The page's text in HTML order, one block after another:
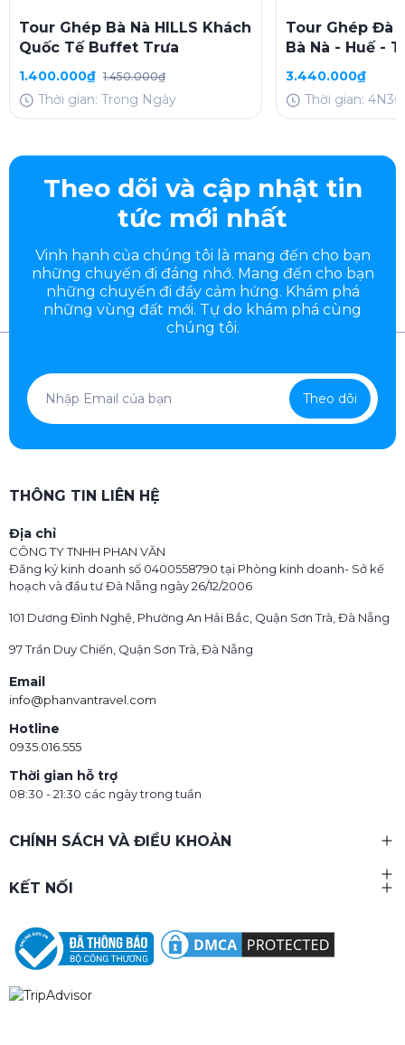
Tour Ghép Bà Nà HILLS Khách
Quốc Tế Buffet Trưa
1.400.000₫ 1.450.000₫
Thời gian: Trong Ngày
Tour Ghép Đà
Bà Nà - Huế -
(4N3D, thứ 5,
3.440.000₫
Thời gian: 4N3Đ
Theo dõi và cập nhật tin
tức mới nhất
Vinh hạnh của chúng tôi là mang đến cho bạn
những chuyến đi đáng nhớ. Mang đến cho bạn
những chuyến đi đầycảm hứng. Khám phá
những vùng đất mới. Tự do khám phá cùng
chúng tôi.
Theo dõi
THÔNG TIN LIÊN HỆ
Địa chỉ
CÔNG TY TNHH PHAN VĂN
Đăng ký kinh doanh số 0400558790 tại Phòng kinh doanh- Sở kế
hoạch và đầu tư Đà Nẵng ngày 26/12/2006
101 Dương Đình Nghệ, Phường An Hải Bắc, Quận Sơn Trà, Đà Nẵng
97 Trần Duy Chiến, Quận Sơn Trà, Đà Nẵng
Email
info@phanvantravel.com
Hotline
0935.016.555
Thời gian hỗ trợ
08:30 - 21:30 các ngày trong tuần
CHÍNH SÁCH VÀ ĐIỀU KHOẢN
KẾT NỐI